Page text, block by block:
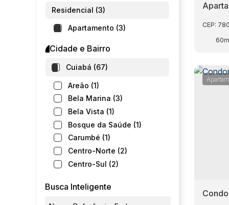
Residencial (3)
Apartamento (3)
Cidade e Bairro
Cuiabá (67)
Areão (1)
Bela Marina (3)
Bela Vista (1)
Bosque da Saúde (1)
Carumbé (1)
Centro-Norte (2)
Centro-Sul (2)
Consil (2)
Coophema (3)
Busca Inteligente
CEP: